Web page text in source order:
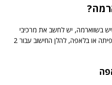
בשווארמה, יש לחשב את מרכיבי
השווארמה. שווארמה אפשר לאכול בפיתה או בלאפה, להלן החישוב עבור 2